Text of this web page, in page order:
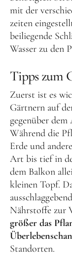
mit der
zeiten
beiliegende
Wasser zu den
Tipps zum
Zuerst ist es
Gärtnern auf
gegenüber
Während die
Erde und
Art bis tief in
dem Balkon
kleinen Topf.
Nährstoffe zur
größer das
Standorten.